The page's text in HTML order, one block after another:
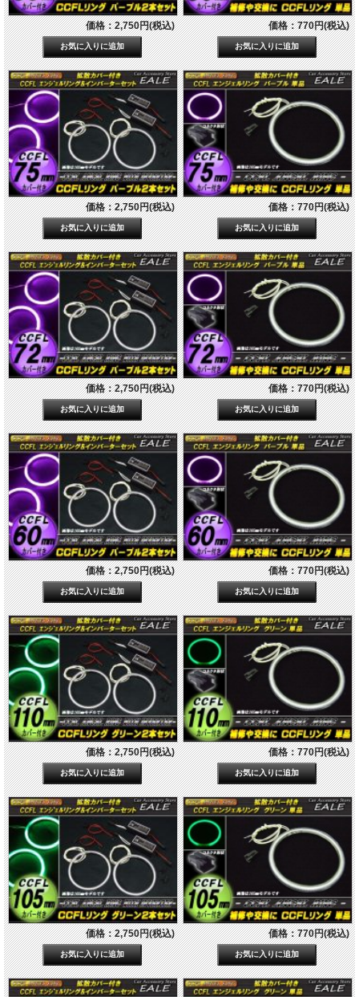
価格：2,750円(税込) 価格：770円(税込)
価格：2,750円(税込) 価格：770円(税込)
価格：2,750円(税込) 価格：770円(税込)
価格：2,750円(税込) 価格：770円(税込)
価格：2,750円(税込) 価格：770円(税込)
価格：2,750円(税込) 価格：770円(税込)